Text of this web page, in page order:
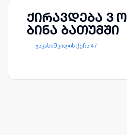
ქირავდება 3
ბინა ბათუმში
ჯავახიშვილის ქუჩა 47